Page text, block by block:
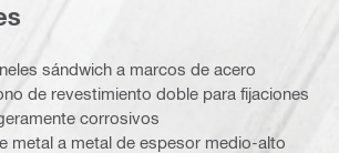
sándwich a marcos de acero
de revestimiento doble para fijaciones
corrosivos
metal a metal de espesor medio-alto